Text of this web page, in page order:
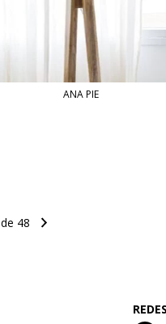
ANA PIE
de 48